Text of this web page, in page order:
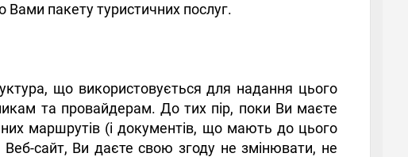
Вами пакету туристичних послуг.
що використовується для надання цього
та провайдерам. До тих пір, поки Ви маєте
маршрутів (і документів, що мають до цього
сайт, Ви даєте свою згоду не змінювати, не